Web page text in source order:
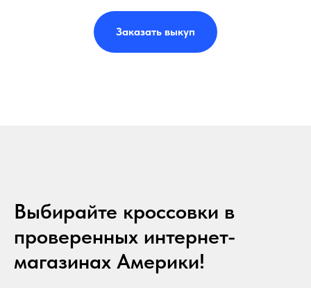
Заказать выкуп
Выбирайте кроссовки в
проверенных интернет-
магазинах Америки!